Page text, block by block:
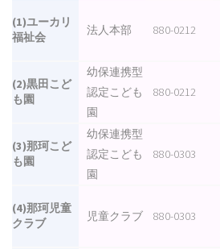
(1)ユーカリ
福祉会
法人本部 880-0212
(2)黒田こど
も園
幼保連携型
認定こども
園
880-0212
(3)那珂こど
も園
幼保連携型
認定こども
園
880-0303
(4)那珂児童
クラブ
児童クラブ 880-0303